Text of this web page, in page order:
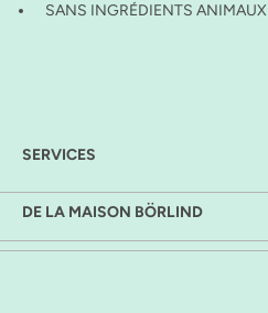
SANS INGRÉDIENTS ANIMAUX
SERVICES
DE LA MAISON BÖRLIND